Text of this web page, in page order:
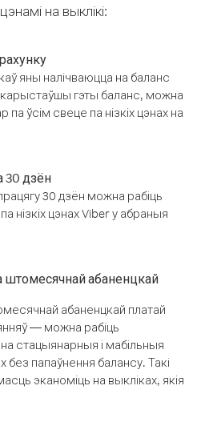
цэнамі на выклікі:
яны налічваюцца на баланс
гэты баланс, можна
па ўсім свеце па нізкіх цэнах на
дзён
30 дзён можна рабіць
нізкіх цэнах Viber у абраныя
абаненцкай
абаненцкай платай
— можна рабіць
стацыянарныя і мабільныя
без папаўнення балансу. Такі
эканоміць на выкліках, якія